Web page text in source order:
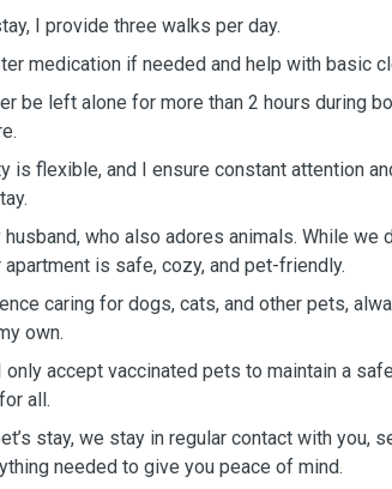
I provide three walks per day.
medication if needed and help with basic
be left alone for more than 2 hours during
is flexible, and I ensure constant attention
who also adores animals. While we
apartment is safe, cozy, and pet-friendly.
caring for dogs, cats, and other pets,
own.
only accept vaccinated pets to maintain a
all.
stay, we stay in regular contact with you,
needed to give you peace of mind.